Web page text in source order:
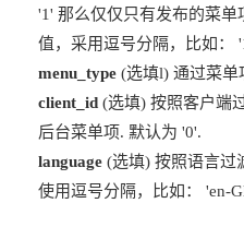
'1' 那么仅仅只有发布的菜
值，采用逗号分隔，比如：
menu_type (选填l) 通过菜单
client_id (选填) 按照客户端
后台菜单项. 默认为 '0'.
language (选填) 按照语言过
使用逗号分隔，比如： 'en-